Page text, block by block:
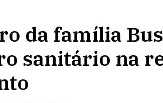
da família
sanitário na